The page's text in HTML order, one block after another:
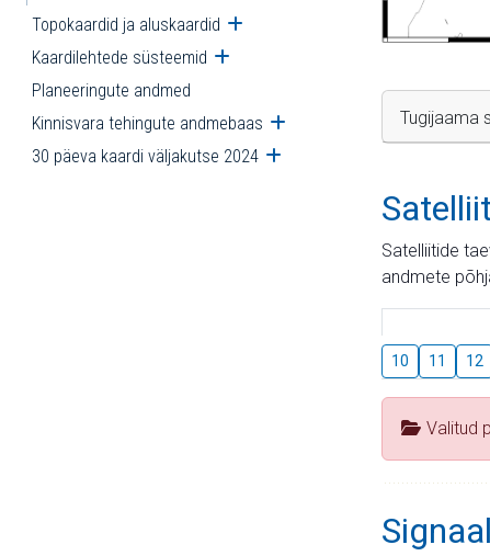
Topokaardid ja aluskaardid Ava alammenüü
Kaardilehtede süsteemid Ava alammenüü
Planeeringute andmed
Kinnisvara tehingute andmebaas Ava alammenüü
30 päeva kaardi väljakutse 2024 Ava alammenüü
Tugijaama
Satelliitide
andmete
10 11 12
Valitud